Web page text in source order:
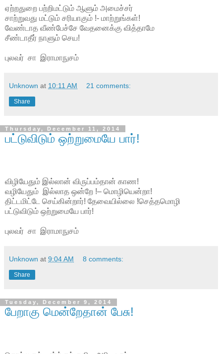
ஏற்றதுறை பற்றிமட்டும் ஆளும் அமைச்சர்
சாற்றுவது மட்டும் சரியாகும் !- மாற்றுங்கள்!
வேண்டாத வீண்பேச்சே வேதனைக்கு வித்தாமே
சீண்டாதீர் நாளும் செய!
புலவர் சா இராமாநுசம்
Unknown at 10:11 AM 21 comments:
Share
Thursday, December 11, 2014
பட்டுவிடும் ஒற்றுமையே பார்!
விழியேதும் இல்லான் விருப்பம்தான் காண!
வழியேதும் இல்லாத ஒன்றே !– மொழியென்றா!
திட்டமிட்டே செய்கின்றார்! தேவையில்லை !செத்தமொழி
பட்டுவிடும் ஒற்றுமையே பார்!
புலவர் சா இராமாநுசம்
Unknown at 9:04 AM 8 comments:
Share
Tuesday, December 9, 2014
பேறாகு மென்றேதான் பேசு!